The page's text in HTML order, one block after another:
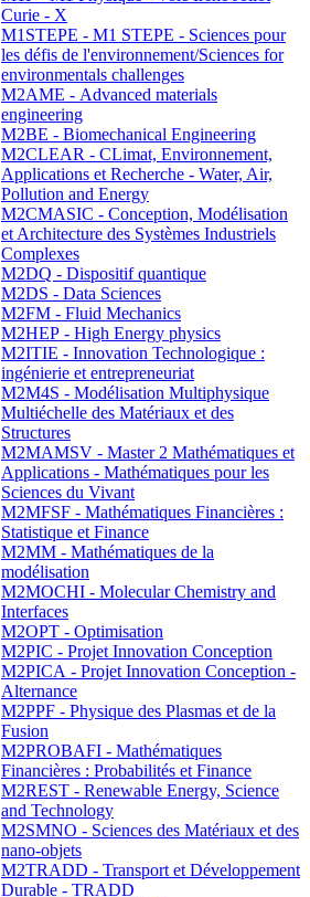
Curie - X
M1STEPE - M1 STEPE - Sciences pour
les défis de l'environnement/Sciences for
environmentals challenges
M2AME - Advanced materials
engineering
M2BE - Biomechanical Engineering
M2CLEAR - CLimat, Environnement,
Applications et Recherche - Water, Air,
Pollution and Energy
M2CMASIC - Conception, Modélisation
et Architecture des Systèmes Industriels
Complexes
M2DQ - Dispositif quantique
M2DS - Data Sciences
M2FM - Fluid Mechanics
M2HEP - High Energy physics
M2ITIE - Innovation Technologique :
ingénierie et entrepreneuriat
M2M4S - Modélisation Multiphysique
Multiéchelle des Matériaux et des
Structures
M2MAMSV - Master 2 Mathématiques et
Applications - Mathématiques pour les
Sciences du Vivant
M2MFSF - Mathématiques Financières :
Statistique et Finance
M2MM - Mathématiques de la
modélisation
M2MOCHI - Molecular Chemistry and
Interfaces
M2OPT - Optimisation
M2PIC - Projet Innovation Conception
M2PICA - Projet Innovation Conception -
Alternance
M2PPF - Physique des Plasmas et de la
Fusion
M2PROBAFI - Mathématiques
Financières : Probabilités et Finance
M2REST - Renewable Energy, Science
and Technology
M2SMNO - Sciences des Matériaux et des
nano-objets
M2TRADD - Transport et Développement
Durable - TRADD